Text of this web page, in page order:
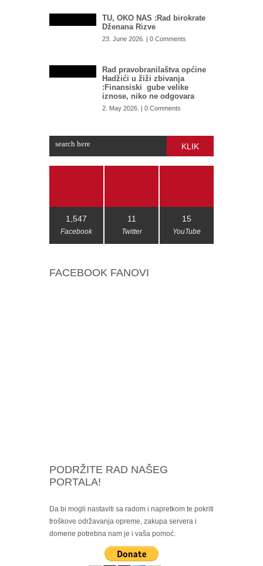
TU, OKO NAS :Rad birokrate
Dženana Rizve
23. June 2026. | 0 Comments
Rad pravobranilaštva općine
Hadžići u žiži zbivanja
:Finansiski gube velike
iznose, niko ne odgovara
2. May 2026. | 0 Comments
KLIK
1,547
Facebook
11
Twitter
15
YouTube
FACEBOOK FANOVI
PODRŽITE RAD NAŠEG
PORTALA!
Da bi mogli nastaviti sa radom i napretkom te pokriti
troškove održavanja opreme, zakupa servera i
domene potrebna nam je i vaša pomoć.